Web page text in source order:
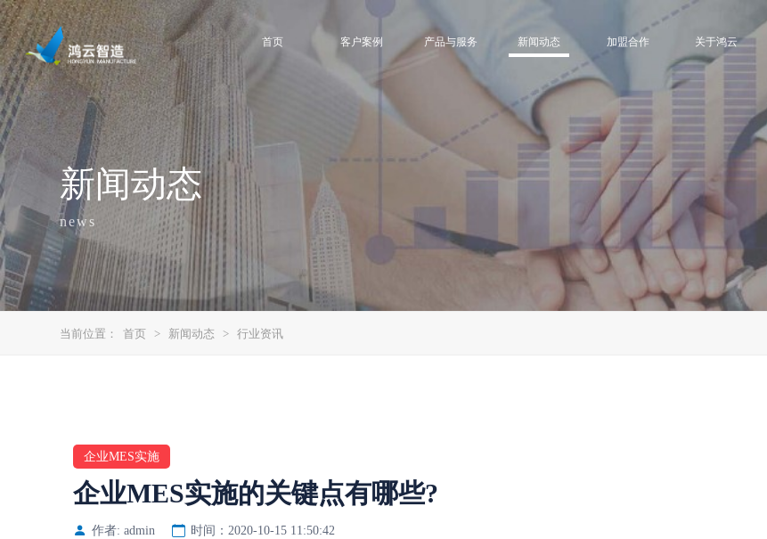
首页 客户案例 产品与服务 新闻动态 加盟合作 关于鸿云
新闻动态
news
当前位置： 首页 > 新闻动态 > 行业资讯
企业MES实施
企业MES实施的关键点有哪些?
作者: admin 时间：2020-10-15 11:50:42